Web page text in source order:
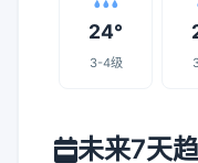
24°
3-4级
未来7天